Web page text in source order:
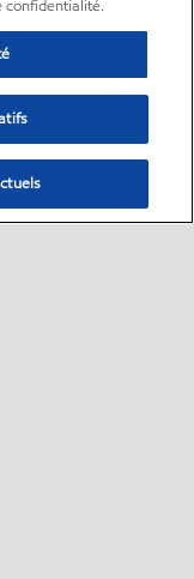
confidentialité.